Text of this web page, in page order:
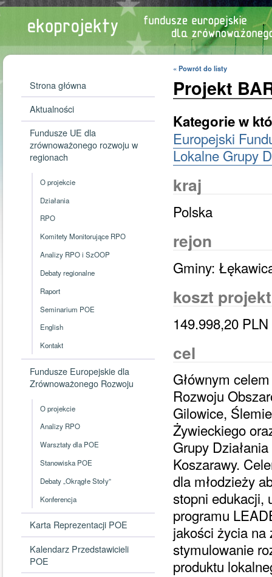
Strona główna
Aktualności
Fundusze UE dla
zrównoważonego rozwoju w
regionach
O projekcie
Działania
RPO
Komitety Monitorujące RPO
Analizy RPO i SzOOP
Debaty regionalne
Raport
Seminarium POE
English
Kontakt
Fundusze Europejskie dla
Zrównoważonego Rozwoju
O projekcie
Analizy RPO
Warsztaty dla POE
Stanowiska POE
Debaty „Okrągłe Stoły”
Konferencja
Karta Reprezentacji POE
Kalendarz Przedstawicieli
POE
« Powrót do listy
Projekt
Kategorie w
Europejski
Lokalne Grupy
kraj
Polska
rejon
Gminy:
koszt
149.998,20 PLN
cel
Głównym
Rozwoju
Gilowice,
Żywieckiego
Grupy
Koszarawy.
dla młodzieży
stopni edukacji,
programu
jakości życia na
stymulowanie
produktu